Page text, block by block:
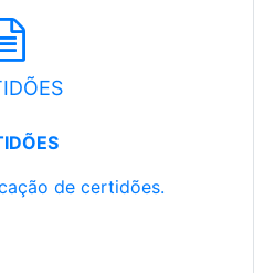
de certidões.